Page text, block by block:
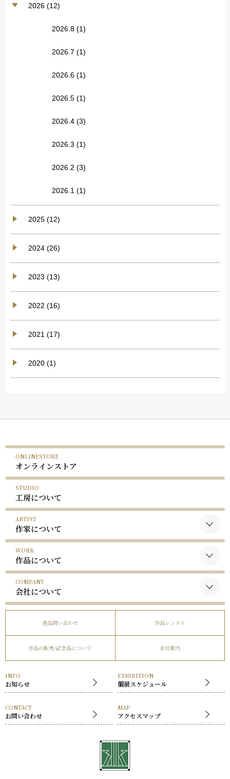
2026 (12)
2026.8 (1)
2026.7 (1)
2026.6 (1)
2026.5 (1)
2026.4 (3)
2026.3 (1)
2026.2 (3)
2026.1 (1)
2025 (12)
2024 (26)
2023 (13)
2022 (16)
2021 (17)
2020 (1)
ONLINESTORE
オンラインストア
STUDIO
工房について
ARTIST
作家について
黒木国昭について
谷口榮について
略歴
受賞歴
WORK
作品について
黒木国昭の作品
谷口榮の作品
COMPANY
会社について
社長挨拶
逸品問い合わせ 作品レンタル
作品の販売/記念品について 会社案内
INFO
お知らせ
EXHIBITION
個展スケジュール
CONTACT
お問い合わせ
MAP
アクセスマップ